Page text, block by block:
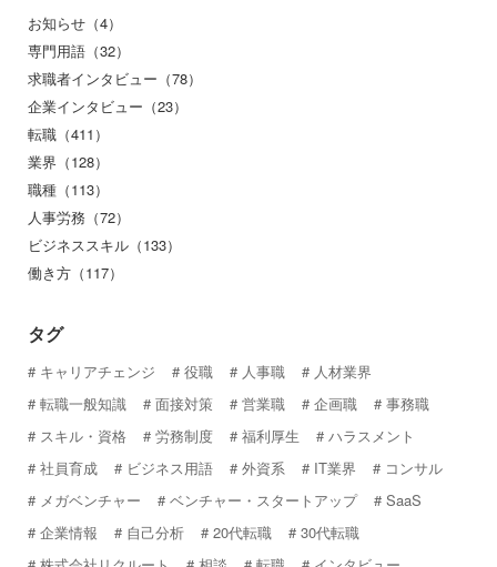
お知らせ（4）
専門用語（32）
求職者インタビュー（78）
企業インタビュー（23）
転職（411）
業界（128）
職種（113）
人事労務（72）
ビジネススキル（133）
働き方（117）
タグ
キャリアチェンジ 役職 人事職
人材業界
転職一般知識
面接対策 営業職 企画職
事務職
スキル・資格
労務制度 福利厚生
ハラスメント
社員育成
ビジネス用語 外資系 IT業界
コンサル
メガベンチャー
ベンチャー・スタートアップ
SaaS
企業情報
自己分析 20代転職
30代転職